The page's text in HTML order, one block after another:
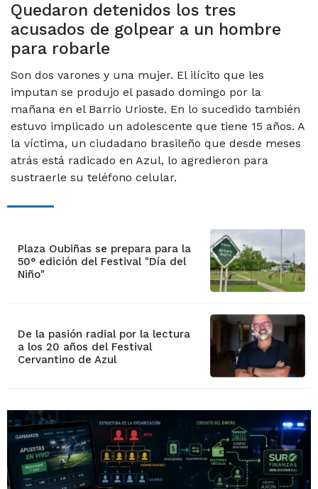
Quedaron detenidos los tres
acusados de golpear a un hombre
para robarle
Son dos varones y una mujer. El ilícito que les
imputan se produjo el pasado domingo por la
mañana en el Barrio Urioste. En lo sucedido también
estuvo implicado un adolescente que tiene 15 años. A
la víctima, un ciudadano brasileño que desde meses
atrás está radicado en Azul, lo agredieron para
sustraerle su teléfono celular.
Plaza Oubiñas se prepara para la
50° edición del Festival "Día del
Niño"
De la pasión radial por la lectura
a los 20 años del Festival
Cervantino de Azul